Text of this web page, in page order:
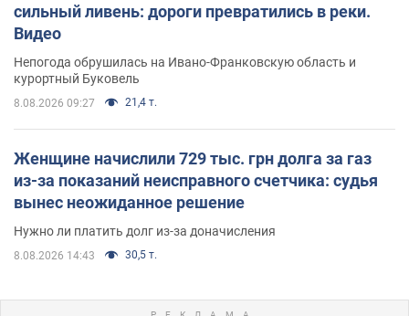
сильный ливень: дороги превратились в реки.
Видео
Непогода обрушилась на Ивано-Франковскую область и
курортный Буковель
8.08.2026 09:27 21,4 т.
Женщине начислили 729 тыс. грн долга за газ
из-за показаний неисправного счетчика: судья
вынес неожиданное решение
Нужно ли платить долг из-за доначисления
8.08.2026 14:43 30,5 т.